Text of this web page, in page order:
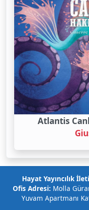
Atlantis
Hayat Yayıncılık
Ofis Adresi: Molla
Yuvam Apartmanı